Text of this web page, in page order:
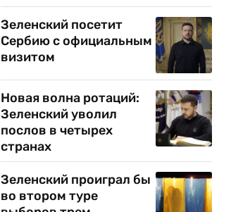
Зеленский посетит
Сербию с официальным
визитом
Новая волна ротаций:
Зеленский уволил
послов в четырех
странах
Зеленский проиграл бы
во втором туре